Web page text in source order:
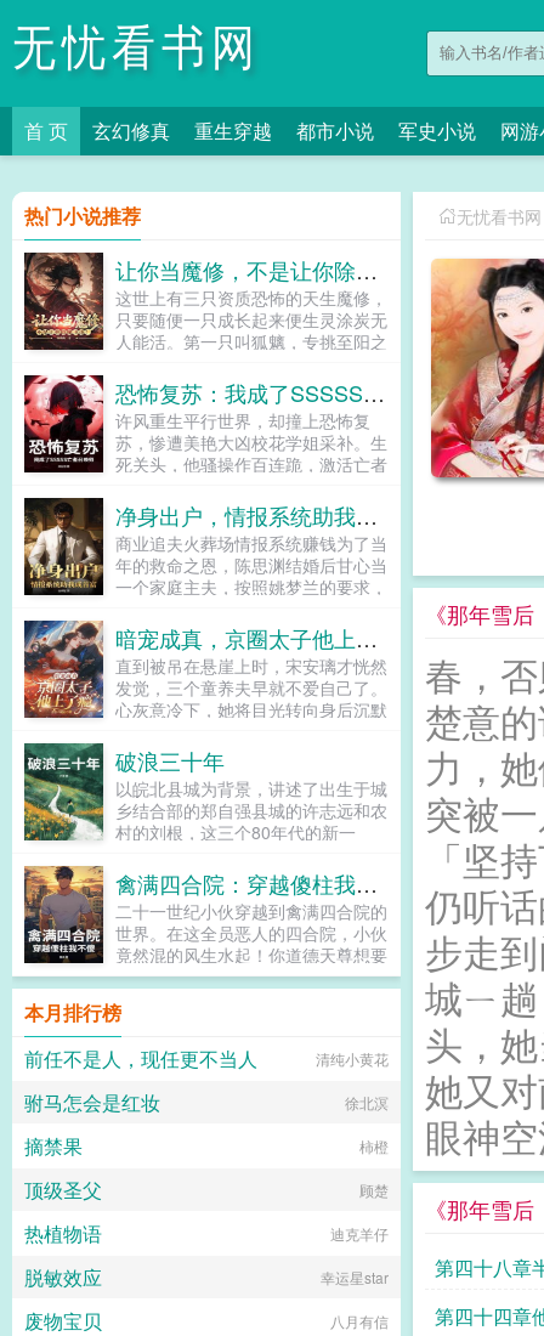
无忧看书网
首 页 玄幻修真 重生穿越 都市小说 军史小说 网
无忧看书网
《那年雪
春，
楚意
力，
突被
「坚
仍听
步走
城ㄧ
头，
她又
眼神
《那年雪
第四十八章
第四十四章
热门小说推荐
让你当魔修，不是让你除魔卫道！
这世上有三只资质恐怖的天生魔修，
只要随便一只成长起来便生灵涂炭无
人能活。第一只叫狐魑，专挑至阳之
性至阴之体为食，而我作为第三只，
也是魔修天赋最为强大的那只，却不
仅不发扬魔道，反而以魔修身份立下
血誓要斩杀世间一切魔修。只因我有
一根至阳灵根，只有斩杀魔修吸收魔
本。立志要在这九天十地荡尽魑魅！
多年以后，六界八荒为我上尊号楚
圣。...
恐怖复苏：我成了SSSSS亡者召唤师
许风重生平行世界，却撞上恐怖复
苏，惨遭美艳大凶校花学姐采补。生
死关头，他骚操作百连跪，激活亡者
师！残血反杀？只是开始！杀神白起
听令！魔神吕布降临！倾国佳丽巾帼
女帝，皆可驱使！齐天大圣？二郎真
君？万古英灵诸天神魔，尽为我掌中
利刃！恐怖复苏？我才是这世间最大
净身出户，情报系统助我成首富
商业追夫火葬场情报系统赚钱为了当
年的救命之恩，陈思渊结婚后甘心当
一个家庭主夫，按照姚梦兰的要求，
的，确实一纸离婚协议！你就是个窝
囊废！寄生虫！吸我的血，耗我的青
春！快签！叮每日情报系统激活！检
测到宿主当前婚姻状态极度恶劣，家
庭地位岌岌可危，尊严已触底！新手
礼包一份。警告若宿主选择继续跪
舔，维持当前卑微状态，系统将即刻
解绑，并判定宿主为不可救药之废
物，永无翻身之日！离！必须离！姚
辈子做得最正确的一件事，就是和你
这个废物离婚！几年后，陈思渊已经
成为了全球首富。姚梦兰跪着求陈思
渊回心转意老公我错了，我要怎么做
你才能回头...
暗宠成真，京圈太子他上了瘾
直到被吊在悬崖上时，宋安璃才恍然
发觉，三个童养夫早就不爱自己了。
心灰意冷下，她将目光转向身后沉默
和我结婚，三年后给你一个亿。男人
垂眸掩住眼底暗涌，哑声应下好。没
人知道，这位看似卑微的保镖，实则
是京圈隐姓埋名的太子爷。他曾被她
救于泥泞，自此甘愿俯首为臣，只为
她回头，我爱的人自始至终都是你。
未婚夫二号红着眼发疯，明明你该嫁
的人是我！未婚夫三号痛哭流涕，是
我眼瞎，原谅我好不好？宋安璃却摸
着自己微微凸起的小腹，冲身侧男人
勾勾手指。就不怕我真的跑了？男人
将她揽入怀中，轻轻摩挲颈侧红痕。
那你逃跑的时候，记得把我也带
上。...
破浪三十年
以皖北县城为背景，讲述了出生于城
乡结合部的郑自强县城的许志远和农
村的刘根，这三个80年代的新一
开，30年来不断为幸福生活而奋斗
的历程。80年代初，受国家广开就
业门路政策的影响，郑自强举家搬到
城里卖早饭因不拘一格降人才的政
策，给了他重打翻身仗的机会！也让
他成为第一代保险代理人，见证了保
险行业的辉煌。刘根是诈骗行业的缩
影，因移动进入千家万户，他得以利
用电信诈骗快速敛财，也因打击整治
利用短信息和网络诈骗犯罪的专项行
动，被迫转行做集资诈骗，最终落
网。作为第一代艺术生，许志远是知
识改变命运的代表，在他最迷茫的时
刻，中国梦的提出，为他照亮前行的
道路。让他从原本只聚焦于小家的琐
碎事务局限于自家孩子教育问题的狭
小格局中挣脱出来，以更加宏大的视
野和格局，将中国梦的宏伟蓝图与少
年强则国强的深刻内涵深度融合，决
定将办校育人作为奋斗终身的事业！
历经三十载，他们一起同乘改革春
禽满四合院：穿越傻柱我不傻
二十一世纪小伙穿越到禽满四合院的
世界。在这全员恶人的四合院，小伙
竟然混的风生水起！你道德天尊想要
道德绑架我？不好意思，我没有道
德。你抠搜大帝闫富贵想要算计我？
不好意思，我可是锱铢必较。你盛世
白莲秦淮如想要饭盒？那你得考虑拿
什么东西来和我交换！你绝世盗圣贾
接把你送到帽子叔叔那里。这一世，
本月排行榜
前任不是人，现任更不当人
清纯小黄花
驸马怎会是红妆 徐北溟
摘禁果 柿橙
顶级圣父 顾楚
热植物语 迪克羊仔
脱敏效应 幸运星star
废物宝贝 八月有信